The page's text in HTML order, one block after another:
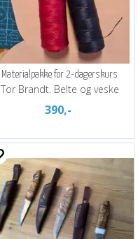
Materialpakke for 2-dagerskurs
Tor Brandt. Belte og veske
390,-